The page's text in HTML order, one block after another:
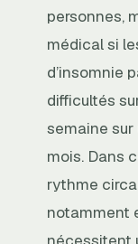
personnes,
médical si
d’insomnie
difficultés
semaine sur
mois. Dans
rythme
notamment